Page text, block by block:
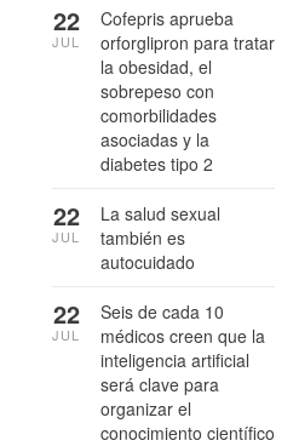
Cofepris aprueba
orforglipron para tratar
la obesidad, el
sobrepeso con
comorbilidades
asociadas y la
diabetes tipo 2
22
JUL
La salud sexual
también es
autocuidado
22
JUL
Seis de cada 10
médicos creen que la
inteligencia artificial
será clave para
organizar el
conocimiento científico
22
JUL